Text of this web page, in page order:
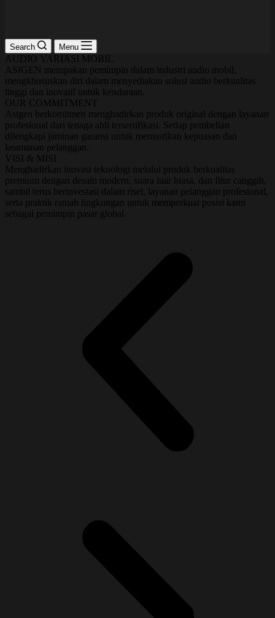
Search Menu
AUDIO VARIASI MOBIL
ASIGEN merupakan pemimpin dalam industri audio mobil,
mengkhususkan diri dalam menyediakan solusi audio berkualitas
tinggi dan inovatif untuk kendaraan.
OUR COMMITMENT
Asigen berkomitmen menghadirkan produk original dengan layanan
profesional dari tenaga ahli tersertifikasi. Setiap pembelian
dilengkapi jaminan garansi untuk memastikan kepuasan dan
keamanan pelanggan.
VISI & MISI
Menghadirkan inovasi teknologi melalui produk berkualitas
premium dengan desain modern, suara luar biasa, dan fitur canggih,
sambil terus berinvestasi dalam riset, layanan pelanggan profesional,
serta praktik ramah lingkungan untuk memperkuat posisi kami
sebagai pemimpin pasar global.